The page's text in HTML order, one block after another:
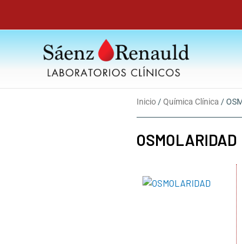
Inicio/Química Clínica /
OSMOLARIDAD